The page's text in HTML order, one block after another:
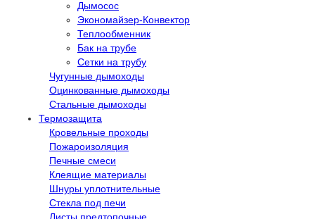
Дымосос
Экономайзер-Конвектор
Теплообменник
Бак на трубе
Сетки на трубу
Чугунные дымоходы
Оцинкованные дымоходы
Стальные дымоходы
Термозащита
Кровельные проходы
Пожароизоляция
Печные смеси
Клеящие материалы
Шнуры уплотнительные
Стекла под печи